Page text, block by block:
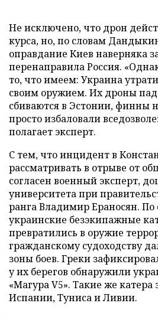
Не исключено, что дрон
курса, но, по словам
оправдание Киев наверняка
перенаправила Россия.
то, что имеем: Украина
своим оружием. Их дроны
сбиваются в Эстонии, финны
просто избаловали
полагает эксперт.
С тем, что инцидент в
рассматривать в отрыве от
согласен военный эксперт,
университета при
ранга Владимир Ераносян.
украинские безэкипажные
превратились в оружие
гражданскому судоходству
зоны боев. Греки
у их берегов обнаружили
«Магура V5». Такие же катера
Испании, Туниса и Ливии.